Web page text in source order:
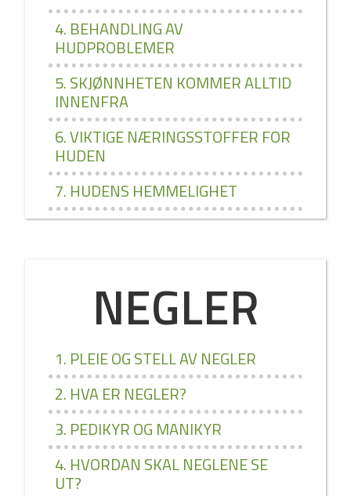
4. BEHANDLING AV
HUDPROBLEMER
5. SKJØNNHETEN KOMMER ALLTID
INNENFRA
6. VIKTIGE NÆRINGSSTOFFER FOR
HUDEN
7. HUDENS HEMMELIGHET
NEGLER
1. PLEIE OG STELL AV NEGLER
2. HVA ER NEGLER?
3. PEDIKYR OG MANIKYR
4. HVORDAN SKAL NEGLENE SE
UT?